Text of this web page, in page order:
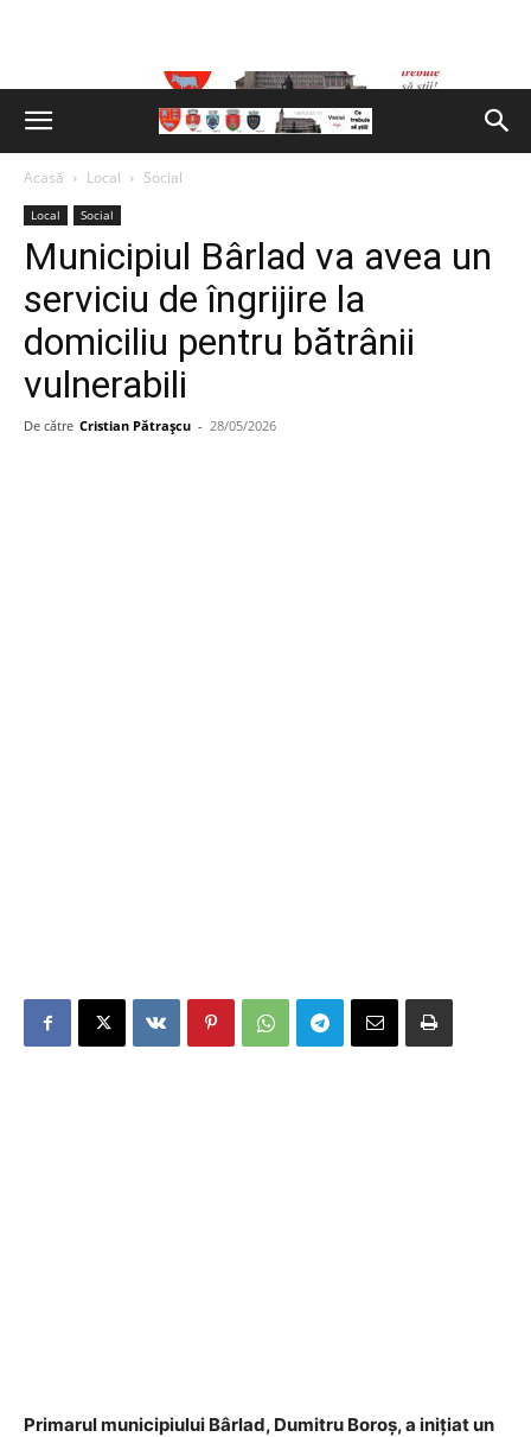
Acasă Local Social
Local Social
Municipiul Bârlad va avea un
serviciu de îngrijire la
domiciliu pentru bătrânii
vulnerabili
De către Cristian Pătrașcu - 28/05/2026
Primarul municipiului Bârlad, Dumitru Boroș, a inițiat un